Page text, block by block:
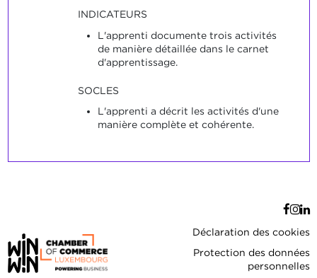
INDICATEURS
L'apprenti documente trois activités
de manière détaillée dans le carnet
d'apprentissage.
SOCLES
L'apprenti a décrit les activités d'une
manière complète et cohérente.
Déclaration des cookies
Protection des données
personnelles